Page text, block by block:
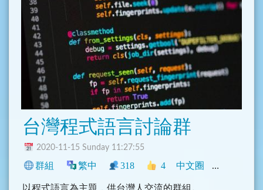
台灣程式語言討論群
2020-11-15 Sunday 11:27:55
群組 繁中 318 4 中文圈 臺灣